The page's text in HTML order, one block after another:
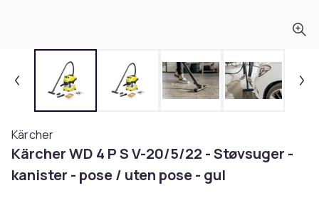
Kärcher
Kärcher WD 4 P S V-20/5/22 - Støvsuger -
kanister - pose / uten pose - gul